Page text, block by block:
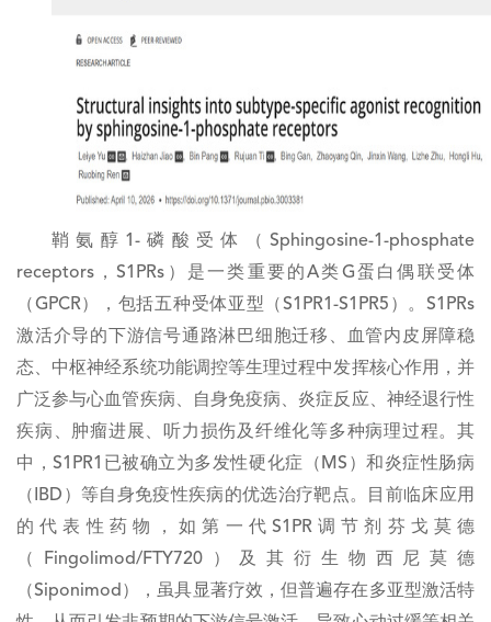
鞘氨醇1-磷酸受体（Sphingosine-1-phosphate
receptors，S1PRs）是一类重要的A类G蛋白偶联受体
（GPCR），包括五种受体亚型（S1PR1-S1PR5）。S1PRs
激活介导的下游信号通路淋巴细胞迁移、血管内皮屏障稳
态、中枢神经系统功能调控等生理过程中发挥核心作用，并
广泛参与心血管疾病、自身免疫病、炎症反应、神经退行性
疾病、肿瘤进展、听力损伤及纤维化等多种病理过程。其
中，S1PR1已被确立为多发性硬化症（MS）和炎症性肠病
（IBD）等自身免疫性疾病的优选治疗靶点。目前临床应用
的代表性药物，如第一代S1PR调节剂芬戈莫德
（Fingolimod/FTY720）及其衍生物西尼莫德
（Siponimod），虽具显著疗效，但普遍存在多亚型激活特